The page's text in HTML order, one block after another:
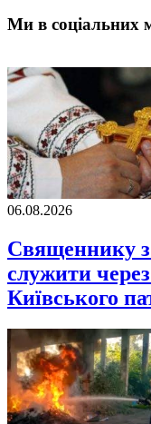
Ми в соціальних
06.08.2026
Священнику
служити
Київського